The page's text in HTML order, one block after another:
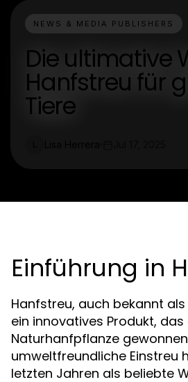
NEWS & MEDIA PUBLISHERS
Die ultimative
Hanfstreu für
Tiere
Einführung in
Hanfstreu, auch bekannt
ein innovatives Produkt,
Naturhanfpflanze
umweltfreundliche Einstreu
letzten Jahren als beliebte